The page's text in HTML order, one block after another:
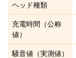
ヘッド種類
充電時間（公称
値）
騒音値（実測値）